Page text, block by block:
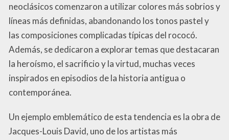
neoclásicos comenzaron a utilizar colores más sobrios y
líneas más definidas, abandonando los tonos pastel y
las composiciones complicadas típicas del rococó.
Además, se dedicaron a explorar temas que destacaran
la heroísmo, el sacrificio y la virtud, muchas veces
inspirados en episodios de la historia antigua o
contemporánea.
Un ejemplo emblemático de esta tendencia es la obra de
Jacques-Louis David, uno de los artistas más